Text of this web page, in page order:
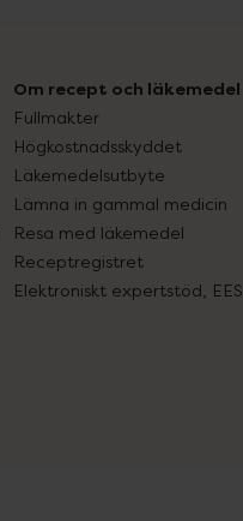
Om recept och läkemedel
Fullmakter
Högkostnadsskyddet
Läkemedelsutbyte
Lämna in gammal medicin
Resa med läkemedel
Receptregistret
Elektroniskt expertstöd, EES